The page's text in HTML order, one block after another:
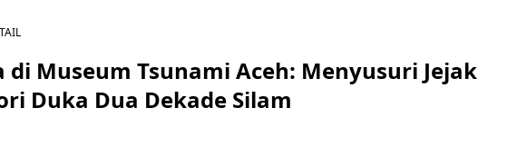
di Museum Tsunami Aceh: Menyusuri Jejak
Duka Dua Dekade Silam